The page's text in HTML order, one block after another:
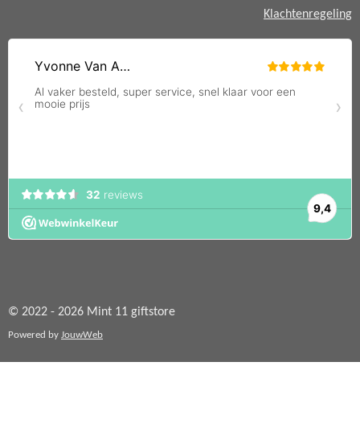
Klachtenregeling
© 2022 - 2026 Mint 11 giftstore
Powered by JouwWeb